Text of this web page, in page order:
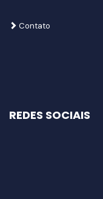
Contato
REDES SOCIAIS